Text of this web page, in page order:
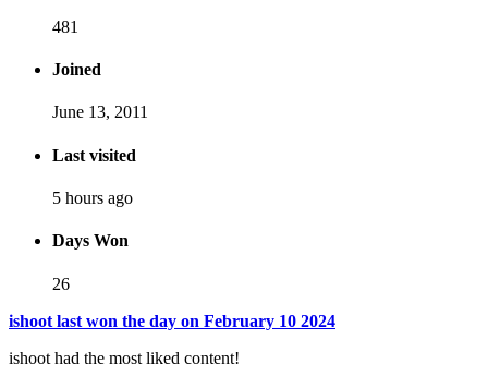
481
Joined
June 13, 2011
Last visited
5 hours ago
Days Won
26
ishoot last won the day on February 10 2024
ishoot had the most liked content!